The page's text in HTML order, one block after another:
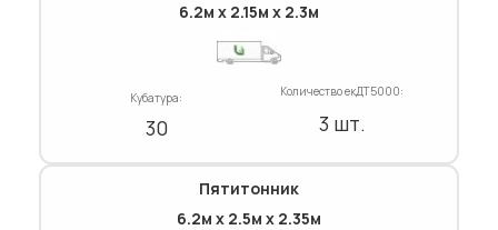
6.2м х 2.15м х 2.3м
Кубатура:
30
Количество екДТ5000:
3 шт.
Пятитонник
6.2м х 2.5м х 2.35м